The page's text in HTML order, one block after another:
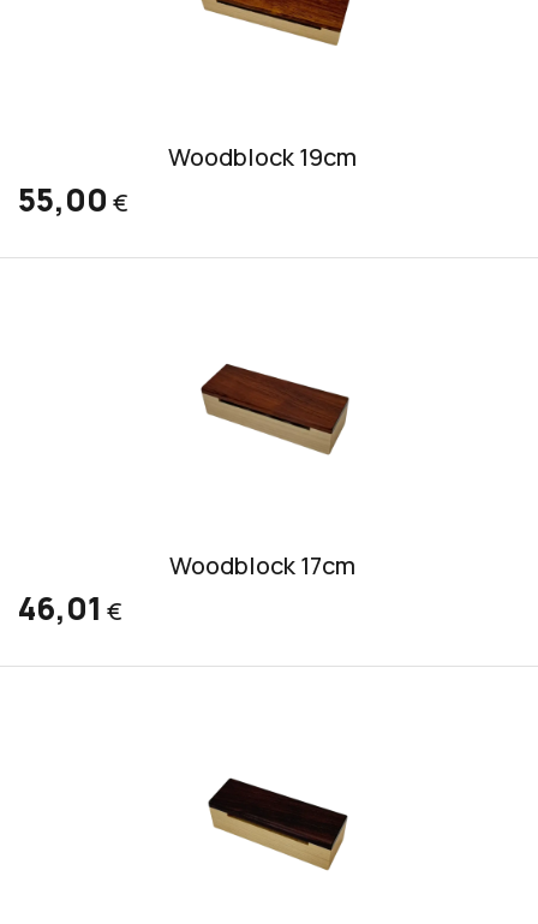
Woodblock 19cm
55,00 €
Woodblock 17cm
46,01 €